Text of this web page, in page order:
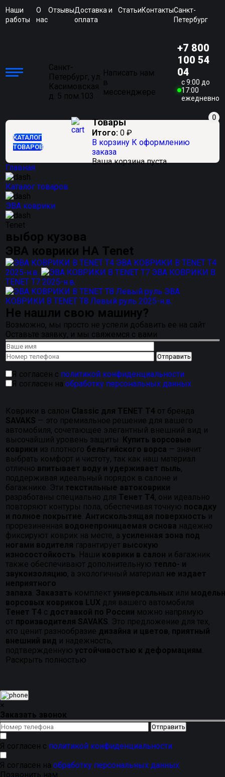
Наши
работы
О
нас
ОтзывыДоставка и
оплата
СтатьиКонтактыСанкт-
Петербург
Санкт-
Петербург, ул.
Касимовская
д. 5 пом.103
Написать нам
в
мессенджере
+7 800
100 54
04
c 9:00 до
17:00
ежедневно
КАТАЛОГ
ТОВАРОВ
0
Товары
Итого: 0 ₽
В корзину К оформлению
заказа
Ваша корзина пуста
Главная
Каталог товаров
ЭВА коврики
Tenet
выбор кузова
ЭВА коврики НА Tenet
ЭВА КОВРИКИ В TENET T4
2025-н.в.
ЭВА КОВРИКИ В
TENET T7 2025-н.в.
ЭВА
КОВРИКИ В TENET T8 Левый руль 2025-н.в.
Не нашли свою машину?
Возможно, мы просто не успели добавить ее на сайт
Оставьте заявку, и мы свяжемся с вами
Я согласен с политикой конфиденциальности
Я согласен наобработку персональных данных
Коврики в салон Classic для TENET T4 от бренда
SAVAKS — это премиальное решение для вашего
автомобиля, сочетающее элегантный внешний вид и
высочайший уровень защиты. Купить ворсовые
коврики из плотного бельгийского ворса — значит
выбрать комфорт и чистоту, так как наш материал
отлично впитывает воду и удерживает пыль,
поддерживая идеальный порядок в салоне и
багажнике. Эти текстильные автоковрики
разработаны специально для Тенет Т4, они идеально
повторяют контуры пола, обеспечивая точную посадку
и полное покрытие.Антискользящая поверхность и
прорезиненная водонепроницаемая основа надежно
фиксируют коврик на месте, а усиленная зона под
ногами водителя гарантирует высокую
износостойкость. Наши коврики в салон и багажник
также обеспечивают дополнительную тепло- и
звукоизоляцию, а экологичный материал не издает
неприятного
запаха. Заказать комплект универсальных или
ворсовых ковриков LUX для вашего автомобиля
Тенет Т4 с доставкой по России можно напрямую
от производителя SAVAKS. Это предложение для тех,
кто ценит разнообразие дизайна и цветов, приятный
внешний вид и надежность,
подтвержденную устойчивостью к деформациям.
Раскрыть полностью
×
Заказать звонок
Я согласен с политикой конфиденциальности
Я согласен на обработку персональных данных
Позвонить нам